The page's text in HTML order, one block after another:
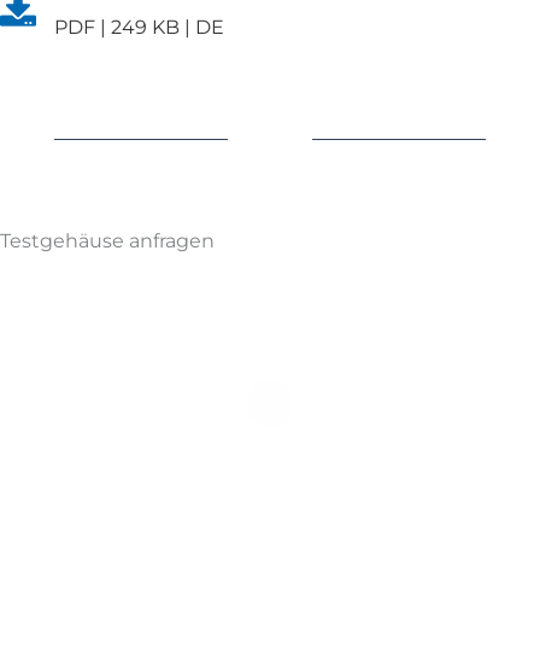
PDF | 249 KB | DE
Testgehäuse anfragen